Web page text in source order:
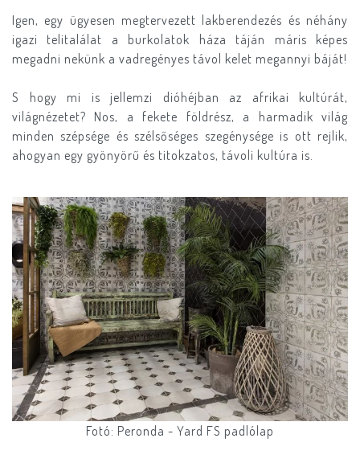
Igen, egy ügyesen megtervezett lakberendezés és néhány
igazi telitalálat a burkolatok háza táján máris képes
megadni nekünk a vadregényes távol kelet megannyi báját!
S hogy mi is jellemzi dióhéjban az afrikai kultúrát,
világnézetet? Nos, a fekete földrész, a harmadik világ
minden szépsége és szélsőséges szegénysége is ott rejlik,
ahogyan egy gyönyörű és titokzatos, távoli kultúra is.
Fotó: Peronda - Yard FS padlólap